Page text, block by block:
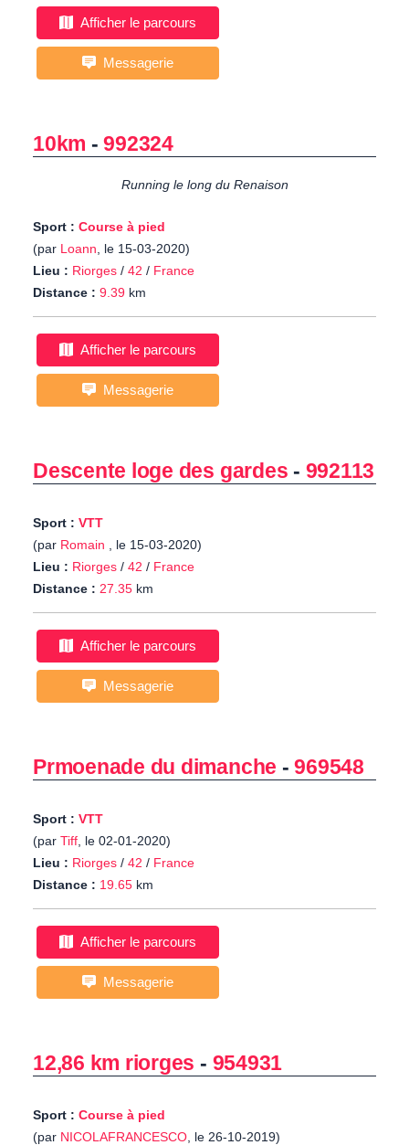
Afficher le parcours
Messagerie
10km -992324
Running le long du Renaison
Sport : Course à pied
(par Loann, le 15-03-2020)
Lieu : Riorges / 42 / France
Distance : 9.39 km
Afficher le parcours
Messagerie
Descente loge des gardes - 992113
Sport : VTT
(par Romain , le 15-03-2020)
Lieu : Riorges / 42 / France
Distance : 27.35 km
Afficher le parcours
Messagerie
Prmoenade du dimanche -969548
Sport : VTT
(par Tiff, le 02-01-2020)
Lieu : Riorges / 42 / France
Distance : 19.65 km
Afficher le parcours
Messagerie
12,86 km riorges - 954931
Sport : Course à pied
(par NICOLAFRANCESCO, le 26-10-2019)